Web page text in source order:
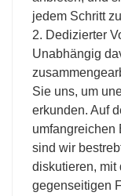
jedem Schritt
2. Dedizierter
Unabhängig
Sie uns, um
erkunden. Auf
umfangreichen
sind wir
diskutieren, mit
gegenseitigen